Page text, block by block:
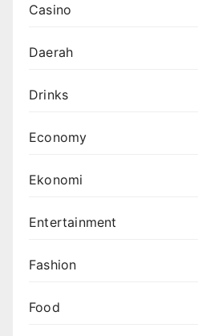
Casino
Daerah
Drinks
Economy
Ekonomi
Entertainment
Fashion
Food